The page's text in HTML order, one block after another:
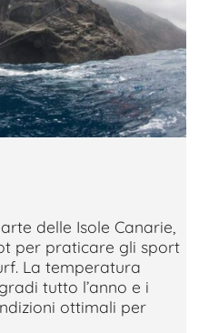
delle Isole Canarie,
per praticare gli sport
La temperatura
tutto l’anno e i
ottimali per